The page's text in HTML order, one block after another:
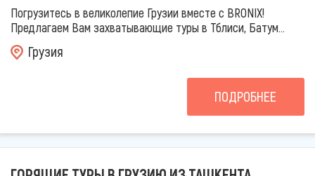
Погрузитесь в великолепие Грузии вместе с BRONIX!
Предлагаем Вам захватывающие туры в Тблиси, Батум...
Грузия
ПОДРОБНЕЕ